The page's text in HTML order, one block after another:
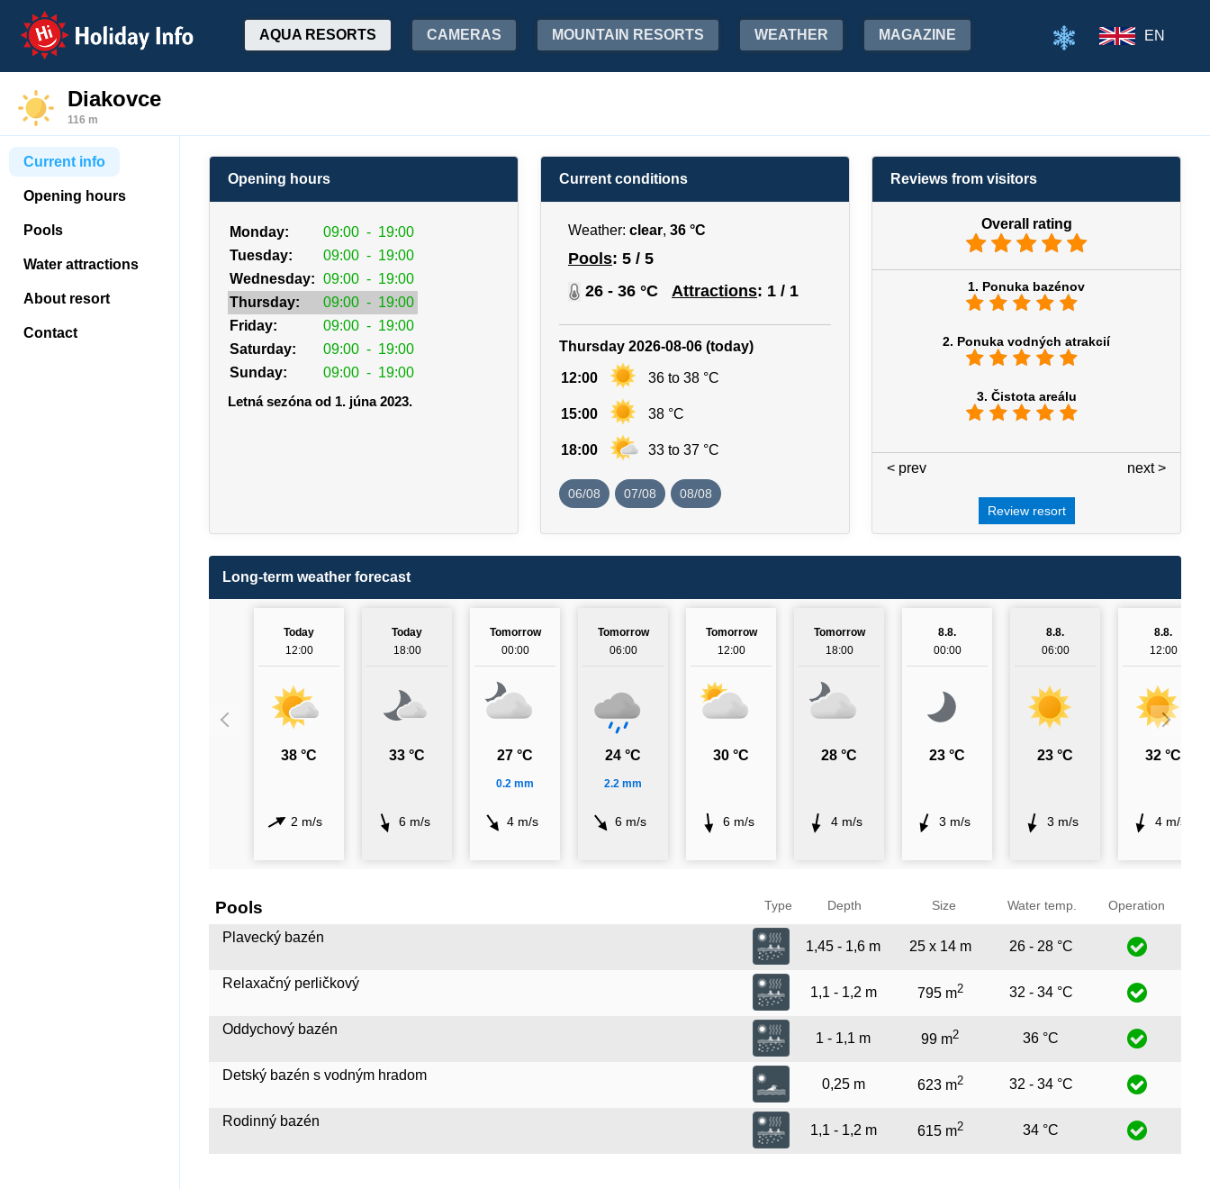
Holiday Info AQUA RESORTS CAMERAS MOUNTAIN RESORTS WEATHER MAGAZINE EN
Diakovce
116 m
Current info
Opening hours
Pools
Water attractions
About resort
Contact
Opening hours
Monday: 09:00 - 19:00
Tuesday:
09:00 - 19:00
Wednesday: 09:00 - 19:00
Thursday:
09:00 - 19:00
Friday:
09:00 - 19:00
Saturday:
09:00 - 19:00
Sunday:
09:00 - 19:00
Letná sezóna od 1. júna 2023.
Current conditions
Weather: clear, 36 °C
Pools: 5 / 5
26 - 36 °C
Attractions: 1 / 1
Thursday 2026-08-06 (today)
12:00 36 to 38 °C
15:00 38 °C
18:00 33 to 37 °C
06/08 07/08 08/08
Reviews from visitors
Overall rating
1. Ponuka bazénov
2. Ponuka vodných atrakcií
3. Čistota areálu
next >
< prev
Review resort
Long-term weather forecast
Today
12:00
38 °C
2 m/s
Today
18:00
33 °C
6 m/s
Tomorrow
00:00
27 °C
0.2 mm
4 m/s
Tomorrow
06:00
24 °C
2.2 mm
6 m/s
Tomorrow
12:00
30 °C
6 m/s
Tomorrow
18:00
28 °C
4 m/s
8.8.
00:00
23 °C
3 m/s
8.8.
06:00
23 °C
3 m/s
8.8.
12:00
32 °C
4 m/s
Pools Type Depth Size Water temp. Operation
Plavecký bazén
1,45 - 1,6 m 25 x 14 m 26 - 28 °C
Relaxačný perličkový
1,1 - 1,2 m 795 m2 32 - 34 °C
Oddychový bazén
1 - 1,1 m 99 m2 36 °C
Detský bazén s vodným hradom
0,25 m 623 m2 32 - 34 °C
Rodinný bazén
1,1 - 1,2 m 615 m2 34 °C